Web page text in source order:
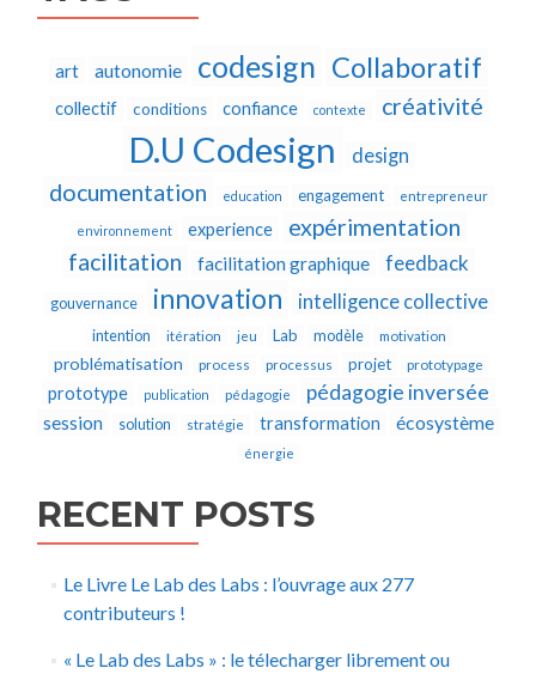
art autonomie codesign Collaboratif
collectif conditions confiance contexte créativité
D.U Codesign design
documentation education engagement entrepreneur
environnement experience
expérimentation
facilitation
facilitation graphique feedback
gouvernance innovation intelligence collective
intention itération jeu Lab modèle motivation
problématisation process processus projet prototypage
prototype publication pédagogie pédagogie inversée
session solution stratégie transformation écosystème
énergie
RECENT POSTS
Le Livre Le Lab des Labs : l’ouvrage aux 277
contributeurs !
« Le Lab des Labs » : le télecharger librement ou